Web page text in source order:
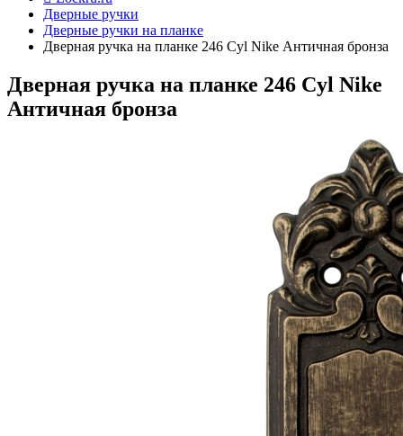
Дверные ручки
Дверные ручки на планке
Дверная ручка на планке 246 Cyl Nike Античная бронза
Дверная ручка на планке 246 Cyl Nike
Античная бронза